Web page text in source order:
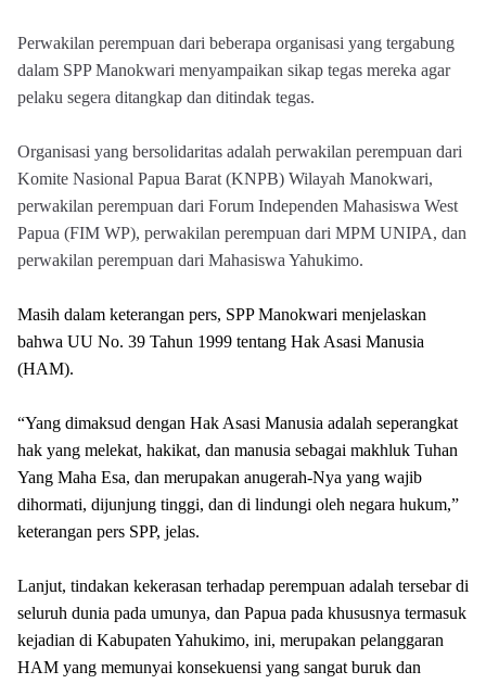
Perwakilan perempuan dari beberapa organisasi yang tergabung
dalam SPP Manokwari menyampaikan sikap tegas mereka agar
pelaku segera ditangkap dan ditindak tegas.
Organisasi yang bersolidaritas adalah perwakilan perempuan dari
Komite Nasional Papua Barat (KNPB) Wilayah Manokwari,
perwakilan perempuan dari Forum Independen Mahasiswa West
Papua (FIM WP), perwakilan perempuan dari MPM UNIPA, dan
perwakilan perempuan dari Mahasiswa Yahukimo.
Masih dalam keterangan pers, SPP Manokwari menjelaskan
bahwa UU No. 39 Tahun 1999 tentang Hak Asasi Manusia
(HAM).
“Yang dimaksud dengan Hak Asasi Manusia adalah seperangkat
hak yang melekat, hakikat, dan manusia sebagai makhluk Tuhan
Yang Maha Esa, dan merupakan anugerah-Nya yang wajib
dihormati, dijunjung tinggi, dan di lindungi oleh negara hukum,”
keterangan pers SPP, jelas.
Lanjut, tindakan kekerasan terhadap perempuan adalah tersebar di
seluruh dunia pada umunya, dan Papua pada khususnya termasuk
kejadian di Kabupaten Yahukimo, ini, merupakan pelanggaran
HAM yang memunyai konsekuensi yang sangat buruk dan